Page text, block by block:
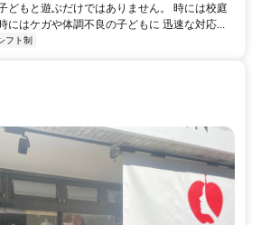
どもと遊ぶだけではありません。 時には校庭
にはケガや体調不良の子どもに 迅速な対応...
フト制